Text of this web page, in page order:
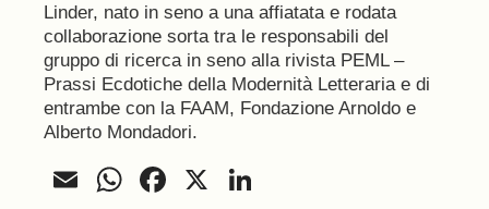
Linder, nato in seno a una affiatata e rodata
collaborazione sorta tra le responsabili del
gruppo di ricerca in seno alla rivista PEML –
Prassi Ecdotiche della Modernità Letteraria e di
entrambe con la FAAM, Fondazione Arnoldo e
Alberto Mondadori.
EmailWhatsApp
Facebook
X